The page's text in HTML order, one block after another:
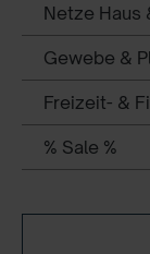
Netze Haus
Gewebe &
Freizeit- &
% Sale %